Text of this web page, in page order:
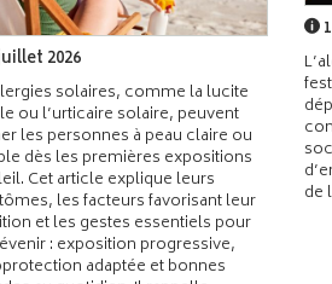
2026
solaires, comme la lucite
ou l’urticaire solaire, peuvent
les personnes à peau claire ou
dès les premières expositions
Cet article explique leurs
les facteurs favorisant leur
et les gestes essentiels pour
: exposition progressive,
adaptée et bonnes
de